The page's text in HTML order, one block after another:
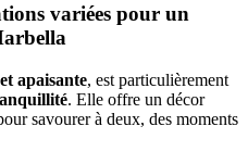
variées pour un
apaisante, est particulièrement
. Elle offre un décor
savourer à deux, des moments